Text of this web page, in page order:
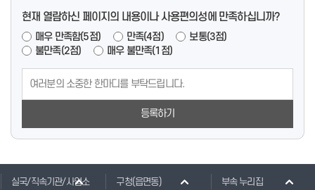
현재 열람하신 페이지의 내용이나 사용편의성에 만족하십니까?
매우 만족함(5점) 만족(4점)
보통(3점)
불만족(2점)
매우 불만족(1점)
등록하기
실국/직속기관/사업소 구청(읍면동) 부속 누리집